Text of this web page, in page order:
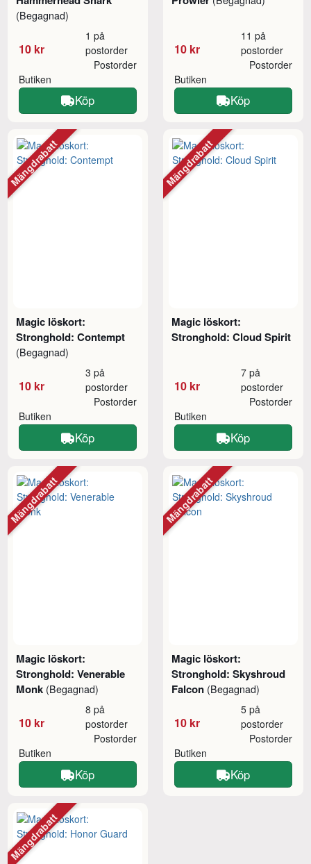
(Begagnad)
10 kr
1 på
postorder
Butiken
Postorder
Köp
10 kr
11 på
postorder
Butiken
Postorder
Köp
Magic löskort:
Stronghold: Contempt
(Begagnad)
10 kr
3 på
postorder
Butiken
Postorder
Köp
Mängdrabatt
Magic löskort:
Stronghold: Cloud Spirit
10 kr
7 på
postorder
Butiken
Postorder
Köp
Mängdrabatt
Magic löskort:
Stronghold: Venerable
Monk (Begagnad)
10 kr
8 på
postorder
Butiken
Postorder
Köp
Mängdrabatt
Magic löskort:
Stronghold: Skyshroud
Falcon (Begagnad)
10 kr
5 på
postorder
Butiken
Postorder
Köp
Mängdrabatt
Mängdrabatt